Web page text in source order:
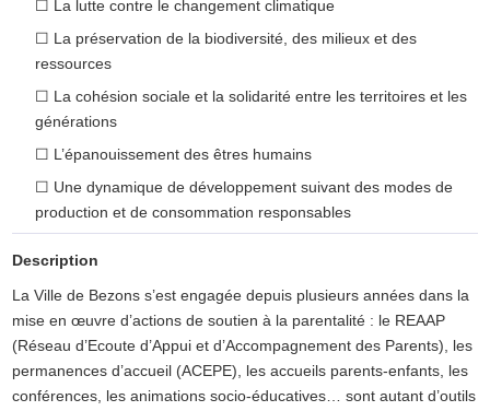
☐ La lutte contre le changement climatique
☐ La préservation de la biodiversité, des milieux et des
ressources
☐ La cohésion sociale et la solidarité entre les territoires et les
générations
☐ L’épanouissement des êtres humains
☐ Une dynamique de développement suivant des modes de
production et de consommation responsables
Description
La Ville de Bezons s’est engagée depuis plusieurs années dans la
mise en œuvre d’actions de soutien à la parentalité : le REAAP
(Réseau d’Ecoute d’Appui et d’Accompagnement des Parents), les
permanences d’accueil (ACEPE), les accueils parents-enfants, les
conférences, les animations socio-éducatives… sont autant d’outils